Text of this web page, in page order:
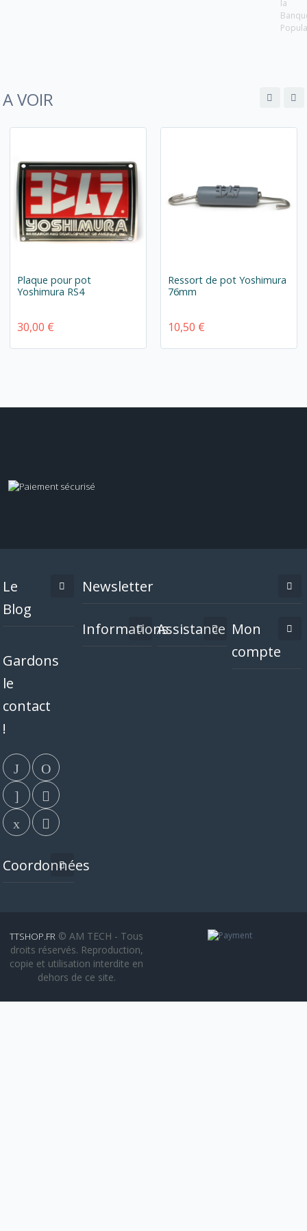
la
A VOIR
Plaque pour pot
Yoshimura RS4
30,00 €
Ressort de pot Yoshimura
76mm
10,50 €
Le
Blog
Gardons
le
contact
!
Coordonnées
Newsletter
InformationsAssistance Mon
compte
TTSHOP.FR © AM TECH - Tous
droits réservés. Reproduction,
copie et utilisation interdite en
dehors de ce site.